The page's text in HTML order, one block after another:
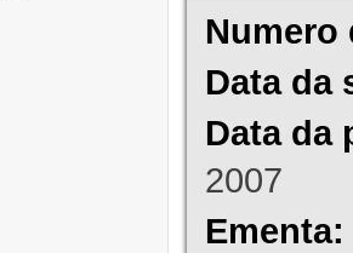
Numero
Data da
Data da
2007
Ementa: